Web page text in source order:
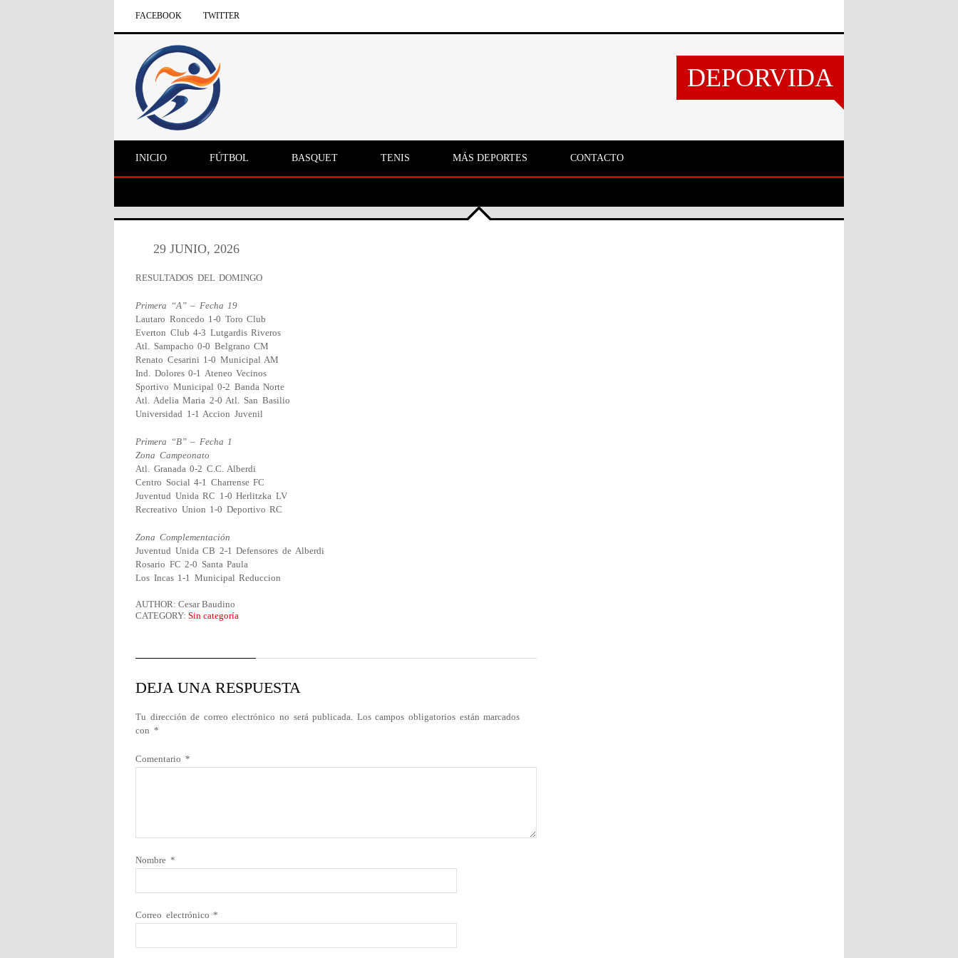
FACEBOOK TWITTER
DEPORVIDA
INICIO FÚTBOL BASQUET TENIS MÁS DEPORTES CONTACTO
29 JUNIO, 2026
RESULTADOS DEL DOMINGO
Primera “A” – Fecha 19
Lautaro Roncedo 1-0 Toro Club
Everton Club 4-3 Lutgardis Riveros
Atl. Sampacho 0-0 Belgrano CM
Renato Cesarini 1-0 Municipal AM
Ind. Dolores 0-1 Ateneo Vecinos
Sportivo Municipal 0-2 Banda Norte
Atl. Adelia Maria 2-0 Atl. San Basilio
Universidad 1-1 Accion Juvenil
Primera “B” – Fecha 1
Zona Campeonato
Atl. Granada 0-2 C.C. Alberdi
Centro Social 4-1 Charrense FC
Juventud Unida RC 1-0 Herlitzka LV
Recreativo Union 1-0 Deportivo RC
Zona Complementación
Juventud Unida CB 2-1 Defensores de Alberdi
Rosario FC 2-0 Santa Paula
Los Incas 1-1 Municipal Reduccion
AUTHOR: Cesar Baudino
CATEGORY: Sin categoría
DEJA UNA RESPUESTA
Tu dirección de correo electrónico no será publicada. Los campos obligatorios están marcados
con *
Comentario *
Nombre *
Correo electrónico*